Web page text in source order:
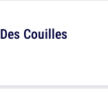
Couilles